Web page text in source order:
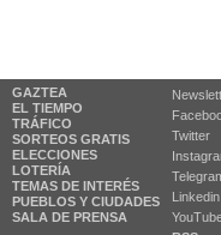
GAZTEA
EL TIEMPO
TRÁFICO
SORTEOS GRATIS
ELECCIONES
LOTERÍA
TEMAS DE INTERÉS
PUEBLOS Y CIUDADES
SALA DE PRENSA
Twitter
Linkedin